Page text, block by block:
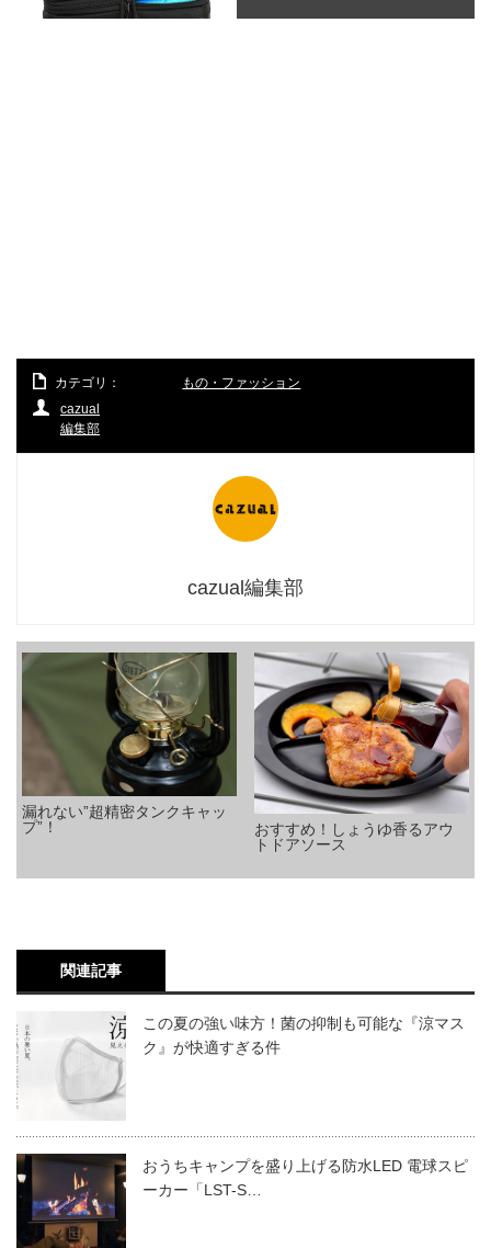
カテゴリ：
もの・ファッション
cazual
編集部
cazual編集部
漏れない”超精密タンクキャッ
プ”！
おすすめ！しょうゆ香るアウ
トドアソース
関連記事
この夏の強い味方！菌の抑制も可能な『涼マス
ク』が快適すぎる件
おうちキャンプを盛り上げる防水LED 電球スピ
ーカー「LST-S…